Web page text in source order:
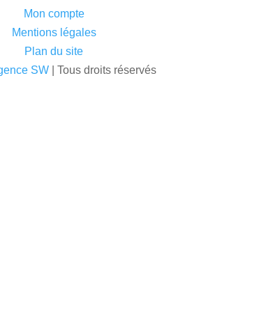
Mon compte
Mentions légales
Plan du site
SW | Tous droits réservés